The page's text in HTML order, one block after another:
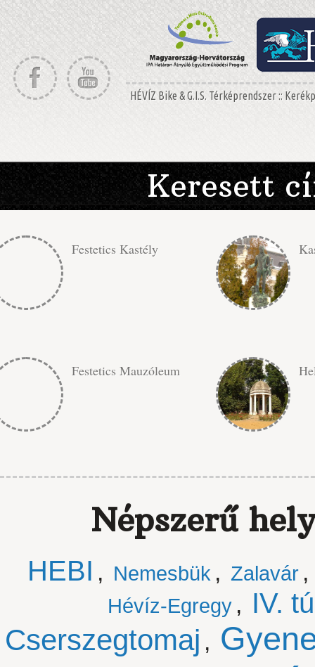
HÉVÍZ Bike & G.I.S. Térképrendszer ::
Keresett
Festetics Kastély
Festetics Mauzóleum
Népszerű
HEBI , Nemesbük , Zalavár ,
Hévíz-Egregy , IV.
Cserszegtomaj ,